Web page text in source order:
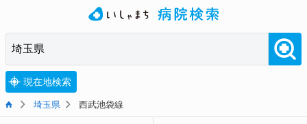
現在地検索
埼玉県 西武池袋線